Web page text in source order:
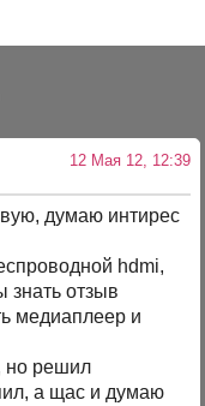
12 Мая 12, 12:39
думаю интирес
hdmi,
знать отзыв
медиаплеер и
но решил
а щас и думаю